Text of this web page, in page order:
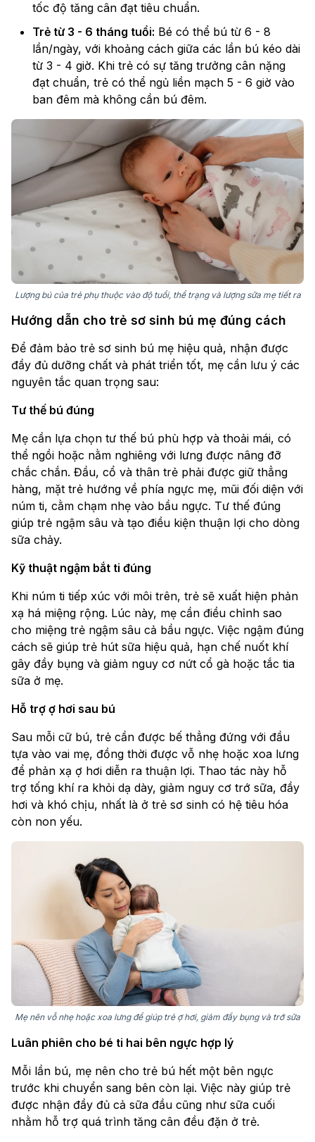
tốc độ tăng cân đạt tiêu chuẩn.
Trẻ từ 3 - 6 tháng tuổi: Bé có thể bú từ 6 - 8
lần/ngày, với khoảng cách giữa các lần bú kéo dài
từ 3 - 4 giờ. Khi trẻ có sự tăng trưởng cân nặng
đạt chuẩn, trẻ có thể ngủ liền mạch 5 - 6 giờ vào
ban đêm mà không cần bú đêm.
Lượng bú của trẻ phụ thuộc vào độ tuổi, thể trạng và lượng sữa mẹ tiết ra
Hướng dẫn cho trẻ sơ sinh bú mẹ đúng cách
Để đảm bảo trẻ sơ sinh bú mẹ hiệu quả, nhận được
đầy đủ dưỡng chất và phát triển tốt, mẹ cần lưu ý các
nguyên tắc quan trọng sau:
Tư thế bú đúng
Mẹ cần lựa chọn tư thế bú phù hợp và thoải mái, có
thể ngồi hoặc nằm nghiêng với lưng được nâng đỡ
chắc chắn. Đầu, cổ và thân trẻ phải được giữ thẳng
hàng, mặt trẻ hướng về phía ngực mẹ, mũi đối diện với
núm ti, cằm chạm nhẹ vào bầu ngực. Tư thế đúng
giúp trẻ ngậm sâu và tạo điều kiện thuận lợi cho dòng
sữa chảy.
Kỹ thuật ngậm bắt ti đúng
Khi núm ti tiếp xúc với môi trên, trẻ sẽ xuất hiện phản
xạ há miệng rộng. Lúc này, mẹ cần điều chỉnh sao
cho miệng trẻ ngậm sâu cả bầu ngực. Việc ngậm đúng
cách sẽ giúp trẻ hút sữa hiệu quả, hạn chế nuốt khí
gây đầy bụng và giảm nguy cơ nứt cổ gà hoặc tắc tia
sữa ở mẹ.
Hỗ trợ ợ hơi sau bú
Sau mỗi cữ bú, trẻ cần được bế thẳng đứng với đầu
tựa vào vai mẹ, đồng thời được vỗ nhẹ hoặc xoa lưng
để phản xạ ợ hơi diễn ra thuận lợi. Thao tác này hỗ
trợ tống khí ra khỏi dạ dày, giảm nguy cơ trớ sữa, đầy
hơi và khó chịu, nhất là ở trẻ sơ sinh có hệ tiêu hóa
còn non yếu.
Mẹ nên vỗ nhẹ hoặc xoa lưng để giúp trẻ ợ hơi, giảm đầy bụng và trớ sữa
Luân phiên cho bé ti hai bên ngực hợp lý
Mỗi lần bú, mẹ nên cho trẻ bú hết một bên ngực
trước khi chuyển sang bên còn lại. Việc này giúp trẻ
được nhận đầy đủ cả sữa đầu cũng như sữa cuối
nhằm hỗ trợ quá trình tăng cân đều đặn ở trẻ.